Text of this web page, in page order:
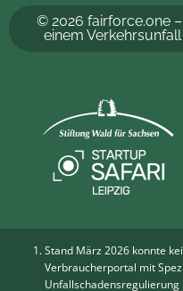
© 2026 fairforce.one
einem
Stand März 2026 konnte
Verbraucherportal mit